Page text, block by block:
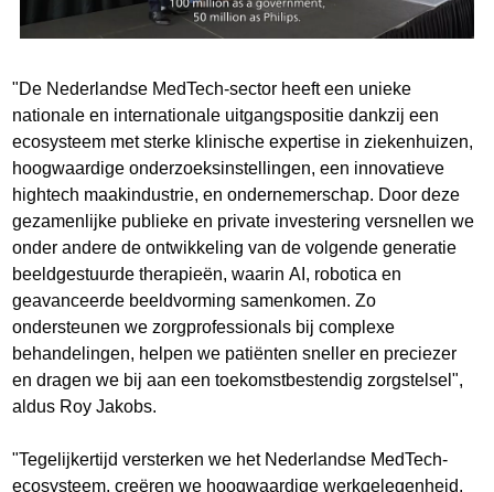
"De Nederlandse MedTech-sector heeft een unieke
nationale en internationale uitgangspositie dankzij een
ecosysteem met sterke klinische expertise in ziekenhuizen,
hoogwaardige onderzoeksinstellingen, een innovatieve
hightech maakindustrie, en ondernemerschap. Door deze
gezamenlijke publieke en private investering versnellen we
onder andere de ontwikkeling van de volgende generatie
beeldgestuurde therapieën, waarin AI, robotica en
geavanceerde beeldvorming samenkomen. Zo
ondersteunen we zorgprofessionals bij complexe
behandelingen, helpen we patiënten sneller en preciezer
en dragen we bij aan een toekomstbestendig zorgstelsel",
aldus Roy Jakobs.
"Tegelijkertijd versterken we het Nederlandse MedTech-
ecosysteem, creëren we hoogwaardige werkgelegenheid,